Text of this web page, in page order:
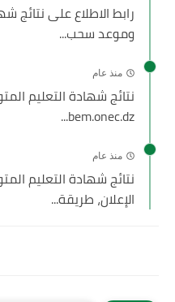
وموعد سحب...
منذ عام
bem.onec.dz...
منذ عام
الإعلان، طريقة...